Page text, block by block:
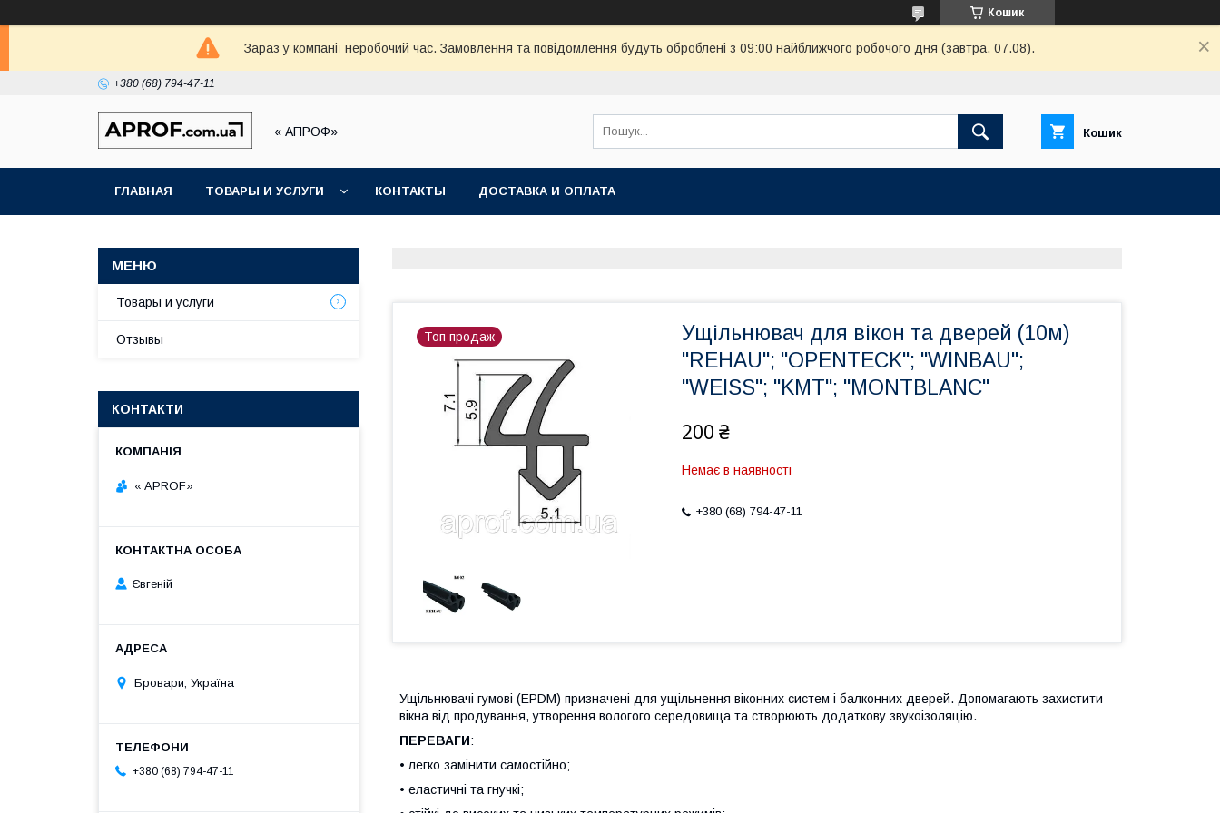
Кошик
Зараз у компанії неробочий час. Замовлення та повідомлення будуть оброблені з 09:00 найближчого робочого дня (завтра, 07.08).
+380 (68) 794-47-11
« АПРОФ» Кошик
ГЛАВНАЯ ТОВАРЫ И УСЛУГИ КОНТАКТЫ ДОСТАВКА И ОПЛАТА
Топ продаж
Ущільнювач для вікон та дверей (10м)
"REHAU"; "OPENTECK"; "WINBAU";
"WEISS"; "KMT"; "MONTBLANC"
200 ₴
Немає в наявності
+380 (68) 794-47-11
Ущільнювачі гумові (EPDM) призначені для ущільнення віконних систем і балконних дверей. Допомагають захистити
вікна від продування, утворення вологого середовища та створюють додаткову звукоізоляцію.
ПЕРЕВАГИ:
• легко замінити самостійно;
• еластичні та гнучкі;
Товары и услуги
Отзывы
КОНТАКТИ
« APROF»
Євгеній
Бровари, Україна
+380 (68) 794-47-11